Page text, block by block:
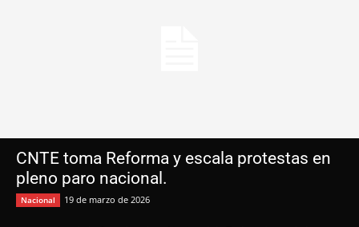
CNTE toma Reforma y escala protestas en
pleno paro nacional.
Nacional 19 de marzo de 2026